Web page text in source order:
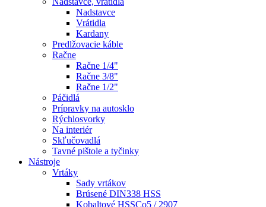
Nadstavce
Vrátidla
Kardany
Predlžovacie káble
Račne
Račne 1/4"
Račne 3/8"
Račne 1/2"
Páčidlá
Prípravky na autosklo
Rýchlosvorky
Na interiér
Skľučovadlá
Tavné pištole a tyčinky
Nástroje
Vrtáky
Sady vrtákov
Brúsené DIN338 HSS
Kobaltové HSSCo5 / 2907